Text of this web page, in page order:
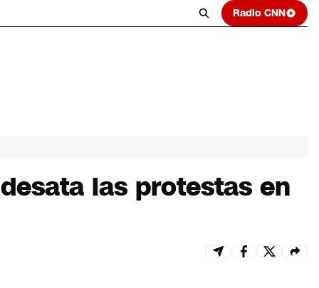
Radio CNN
las protestas en